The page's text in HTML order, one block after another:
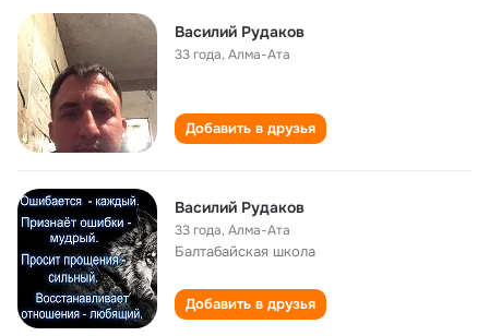
Василий Рудаков
33 года,Алма-Ата
Добавить в друзья
Василий Рудаков
33 года,Алма-Ата
Балтабайская школа
Добавить в друзья